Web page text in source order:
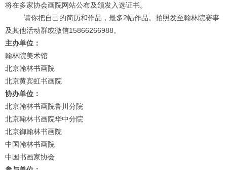
将在多家协会画院网站公布及颁发入选证书。
请你把自己的简历和作品，最多2幅作品。拍照发至翰林院赛事
及其他活动群或微信15866266988。
主办单位：
翰林院美术馆
北京翰林书画院
北京黄宾虹书画院
协办单位：
北京翰林书画院鲁川分院
北京翰林书画院华中分院
北京御翰林书画院
中国翰林书画院
中国书画家协会